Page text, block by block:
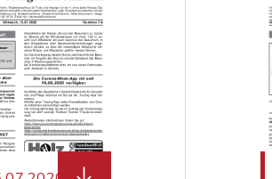
9-2020-
herunterladen